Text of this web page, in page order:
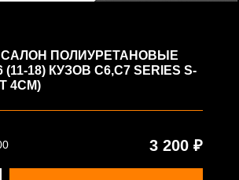
САЛОН ПОЛИУРЕТАНОВЫЕ
(11-18) КУЗОВ С6,С7 SERIES S-
4СМ)
3 200 ₽